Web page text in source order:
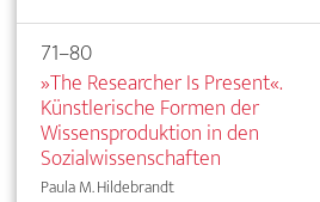
71–80
»The Researcher Is Present«.
Künstlerische Formen der
Wissensproduktion in den
Sozialwissenschaften
Paula M. Hildebrandt